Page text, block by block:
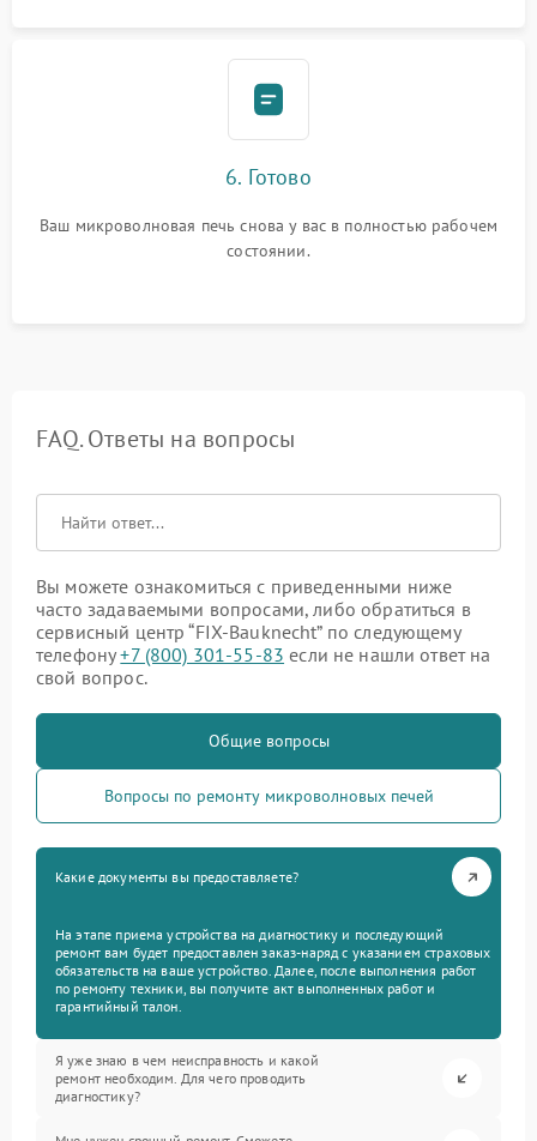
6. Готово
Ваш микроволновая печь снова у вас в полностью рабочем
состоянии.
FAQ. Ответы на вопросы
Вы можете ознакомиться с приведенными ниже
часто задаваемыми вопросами, либо обратиться в
сервисный центр “FIX-Bauknecht” по следующему
телефону+7 (800) 301-55-83 если не нашли ответ на
свой вопрос.
Общие вопросы
Вопросы по ремонту микроволновых печей
Какие документы вы предоставляете?
На этапе приема устройства на диагностику и последующий
ремонт вам будет предоставлен заказ-наряд с указанием страховых
обязательств на ваше устройство. Далее, после выполнения работ
по ремонту техники, вы получите акт выполненных работ и
гарантийный талон.
Я уже знаю в чем неисправность и какой
ремонт необходим. Для чего проводить
диагностику?